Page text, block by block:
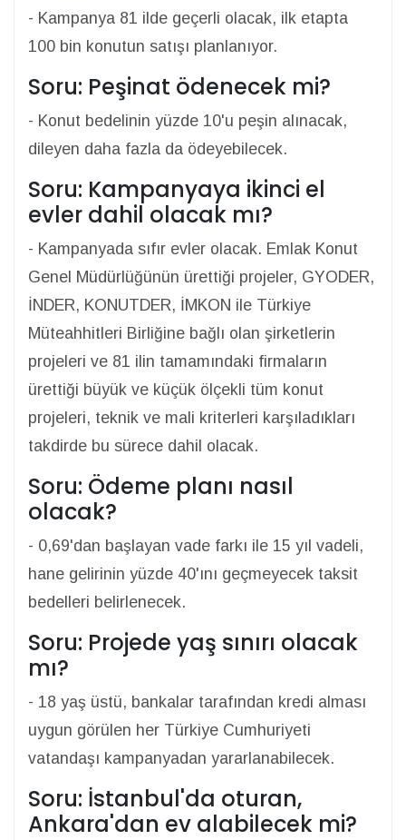
- Kampanya 81 ilde geçerli olacak, ilk etapta
100 bin konutun satışı planlanıyor.
Soru: Peşinat ödenecek mi?
- Konut bedelinin yüzde 10'u peşin alınacak,
dileyen daha fazla da ödeyebilecek.
Soru: Kampanyaya ikinci el
evler dahil olacak mı?
- Kampanyada sıfır evler olacak. Emlak Konut
Genel Müdürlüğünün ürettiği projeler, GYODER,
İNDER, KONUTDER, İMKON ile Türkiye
Müteahhitleri Birliğine bağlı olan şirketlerin
projeleri ve 81 ilin tamamındaki firmaların
ürettiği büyük ve küçük ölçekli tüm konut
projeleri, teknik ve mali kriterleri karşıladıkları
takdirde bu sürece dahil olacak.
Soru: Ödeme planı nasıl
olacak?
- 0,69'dan başlayan vade farkı ile 15 yıl vadeli,
hane gelirinin yüzde 40'ını geçmeyecek taksit
bedelleri belirlenecek.
Soru: Projede yaş sınırı olacak
mı?
- 18 yaş üstü, bankalar tarafından kredi alması
uygun görülen her Türkiye Cumhuriyeti
vatandaşı kampanyadan yararlanabilecek.
Soru: İstanbul'da oturan,
Ankara'dan ev alabilecek mi?